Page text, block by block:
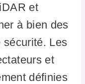
et
à bien des
sécurité. Les
et
définies